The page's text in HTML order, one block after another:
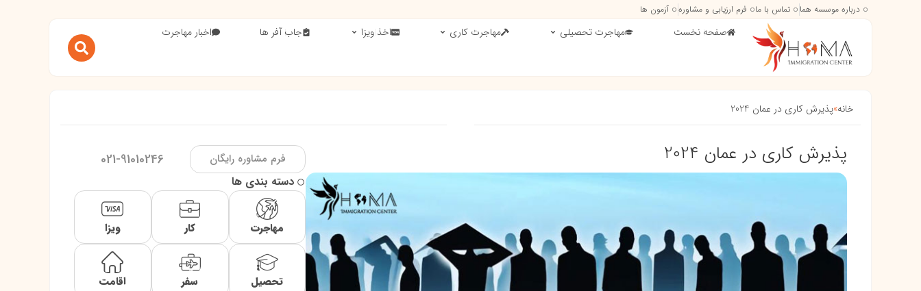
درباره موسسه هما تماس با ما فرم ارزیابی و مشاوره آزمون ها
صفحه نخست مهاجرت تحصیلی مهاجرت کاری اخذ ویزا جاب آفر ها اخبار مهاجرت
خانه»پذیرش کاری در عمان 2024
پذیرش کاری در عمان 2024 فرم مشاوره رایگان 021-91010246
دسته بندی ها
مهاجرت کار ویزا
تحصیل سفر اقامت